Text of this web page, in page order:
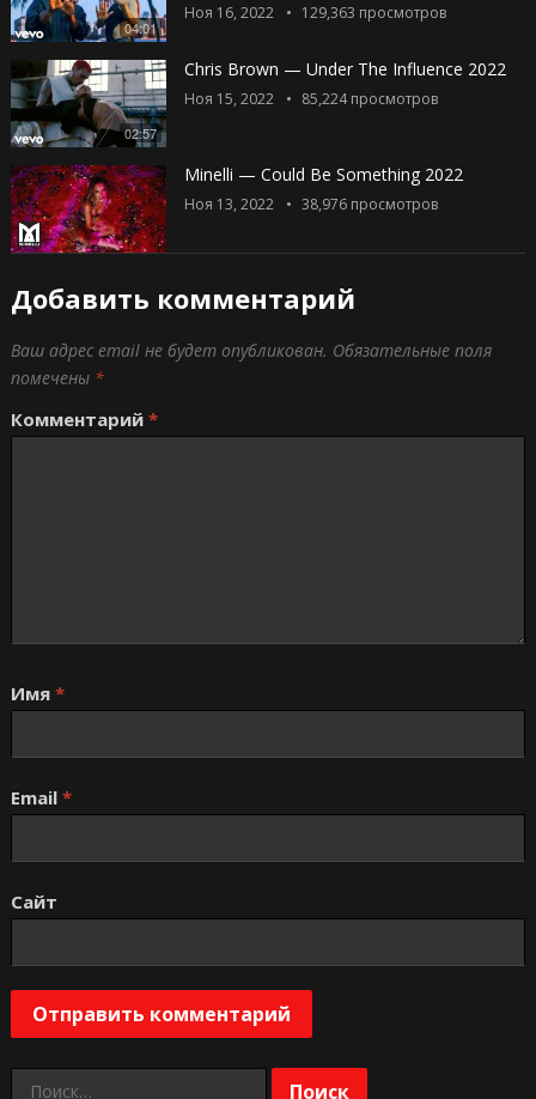
04:01
Ноя 16, 2022 129,363 просмотров
02:57
Chris Brown — Under The Influence 2022
Ноя 15, 2022 85,224просмотров
Minelli — Could Be Something 2022
Ноя 13, 2022 38,976просмотров
Добавить комментарий
Ваш адрес email не будет опубликован. Обязательные поля
помечены *
Комментарий *
Имя *
Email *
Сайт
Найти: